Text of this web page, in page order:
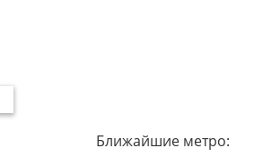
Ближайшие метро: